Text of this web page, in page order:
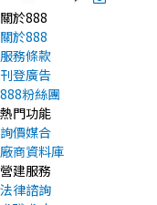
關於888
關於888
服務條款
刊登廣告
888粉絲團
熱門功能
詢價媒合
廠商資料庫
營建服務
法律諮詢